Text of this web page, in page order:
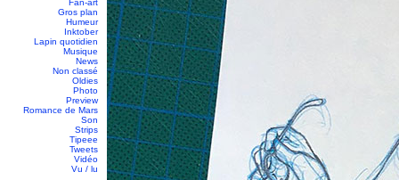
Fan-art
Gros plan
Humeur
Inktober
Lapin quotidien
Musique
News
Non classé
Oldies
Photo
Preview
Romance de Mars
Son
Strips
Tipeee
Tweets
Vidéo
Vu / lu